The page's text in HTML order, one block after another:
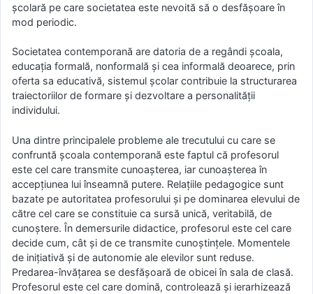
şcolară pe care societatea este nevoită să o desfăşoare în
mod periodic.
Societatea contemporană are datoria de a regândi şcoala,
educaţia formală, nonformală şi cea informală deoarece, prin
oferta sa educativă, sistemul şcolar contribuie la structurarea
traiectoriilor de formare şi dezvoltare a personalităţii
individului.
Una dintre principalele probleme ale trecutului cu care se
confruntă şcoala contemporană este faptul că profesorul
este cel care transmite cunoaşterea, iar cunoaşterea în
accepţiunea lui înseamnă putere. Relaţiile pedagogice sunt
bazate pe autoritatea profesorului şi pe dominarea elevului de
către cel care se constituie ca sursă unică, veritabilă, de
cunoştere. În demersurile didactice, profesorul este cel care
decide cum, cât şi de ce transmite cunoştinţele. Momentele
de iniţiativă şi de autonomie ale elevilor sunt reduse.
Predarea-învăţarea se desfăşoară de obicei în sala de clasă.
Profesorul este cel care domină, controlează şi ierarhizează